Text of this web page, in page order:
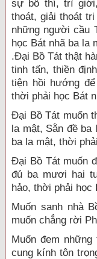
sự bố thí, trì
thoát, giải thoát
những người cầu
học Bát nhã ba la
.Đại Bồ Tát thật
tinh tấn, thiền
tiện hồi hướng
thời phải học Bát
Đại Bồ Tát muốn
la mật, Sằn đề ba
ba la mật, thời
Đại Bồ Tát muốn
đủ ba mươi hai
hảo, thời phải học
Muốn sanh nhà
muốn chẳng rời
Muốn đem
cung kính tôn